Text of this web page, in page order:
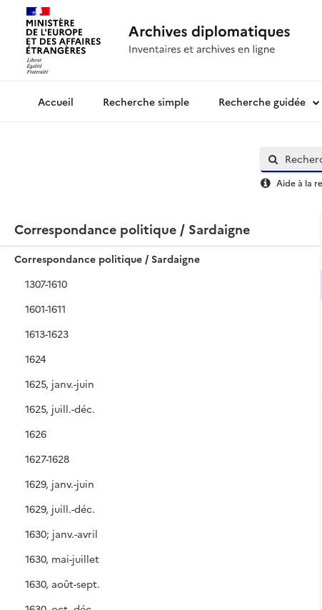
Archives diplomatiquesRecherche simple Recherche guidée
Aide à la
Correspondance politique / Sardaigne
Correspondance politique / Sardaigne
1307-1610
1601-1611
1613-1623
1624
1625, janv.-juin
1625, juill.-déc.
1626
1627-1628
1629, janv.-juin
1629, juill.-déc.
1630; janv.-avril
1630, mai-juillet
1630, août-sept.